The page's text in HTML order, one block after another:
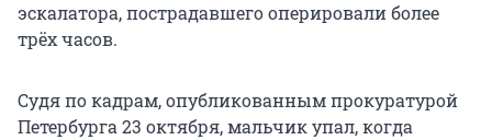
эскалатора, пострадавшего оперировали более
трёх часов.
Судя по кадрам, опубликованным прокуратурой
Петербурга 23 октября, мальчик упал, когда